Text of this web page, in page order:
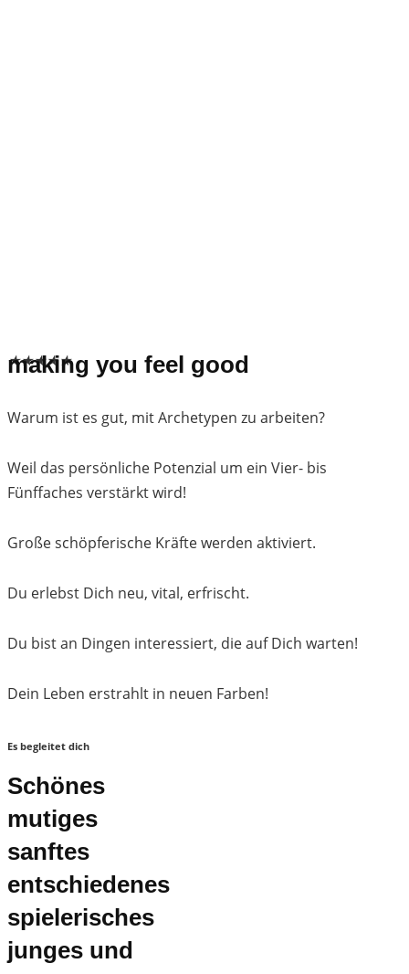
making you feel good
★★★★★
Warum ist es gut, mit Archetypen zu arbeiten?
Weil das persönliche Potenzial um ein Vier- bis
Fünffaches verstärkt wird!
Große schöpferische Kräfte werden aktiviert.
Du erlebst Dich neu, vital, erfrischt.
Du bist an Dingen interessiert, die auf Dich warten!
Dein Leben erstrahlt in neuen Farben!
Es begleitet dich
Schönes
mutiges
sanftes
entschiedenes
spielerisches
junges und